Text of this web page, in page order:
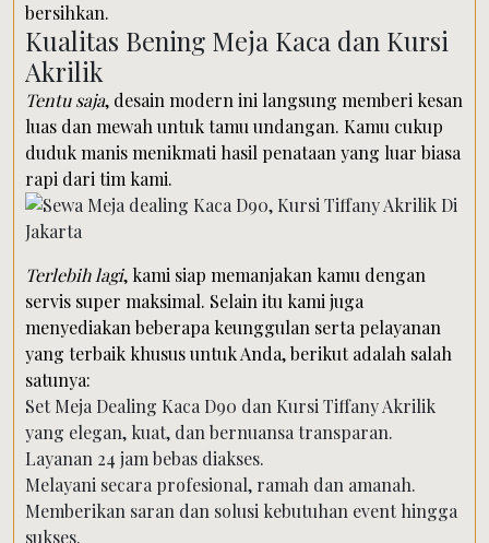
bersihkan.
Kualitas Bening Meja Kaca dan Kursi
Akrilik
Tentu saja, desain modern ini langsung memberi kesan
luas dan mewah untuk tamu undangan. Kamu cukup
duduk manis menikmati hasil penataan yang luar biasa
rapi dari tim kami.
Terlebih lagi, kami siap memanjakan kamu dengan
servis super maksimal. Selain itu kami juga
menyediakan beberapa keunggulan serta pelayanan
yang terbaik khusus untuk Anda, berikut adalah salah
satunya:
Set Meja Dealing Kaca D90 dan Kursi Tiffany Akrilik
yang elegan, kuat, dan bernuansa transparan.
Layanan 24 jam bebas diakses.
Melayani secara profesional, ramah dan amanah.
Memberikan saran dan solusi kebutuhan event hingga
sukses.